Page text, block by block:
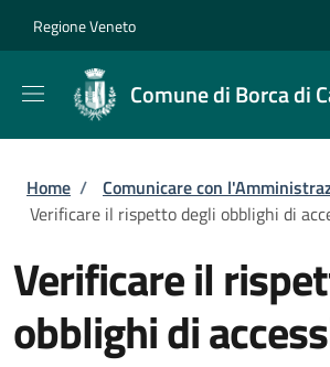
Regione Veneto
Comune di Borca di
Briciole di pane
Home / Comunicare con
Verificare il rispetto degli obblighi di
Verificare il
obblighi di